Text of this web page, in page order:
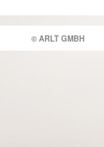
© ARLT GMBH